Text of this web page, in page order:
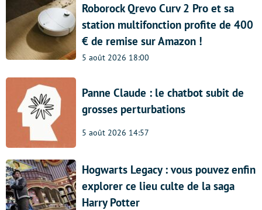
Roborock Qrevo Curv 2 Pro et sa
station multifonction profite de 400
€ de remise sur Amazon !
5 août 2026 18:00
Panne Claude : le chatbot subit de
grosses perturbations
5 août 2026 14:57
Hogwarts Legacy : vous pouvez enfin
explorer ce lieu culte de la saga
Harry Potter